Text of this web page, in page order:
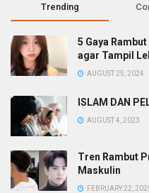
Trending
5 Gaya
agar Tampil
AUGUST 25, 2024
ISLAM DAN
AUGUST 4, 2023
Tren Rambut
Maskulin
FEBRUARY 22,